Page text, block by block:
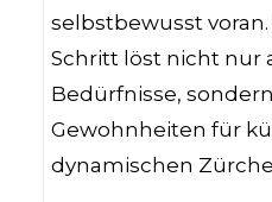
selbstbewusst
Schritt löst nicht nur
Bedürfnisse,
Gewohnheiten für
dynamischen